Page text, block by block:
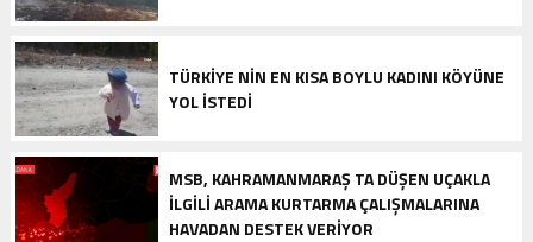
TÜRKIYE NIN EN KISA BOYLU KADINI KÖYÜNE
YOL ISTEDI
MSB, KAHRAMANMARAŞ TA DÜŞEN UÇAKLA
ILGILI ARAMA KURTARMA ÇALIŞMALARINA
HAVADAN DESTEK VERIYOR